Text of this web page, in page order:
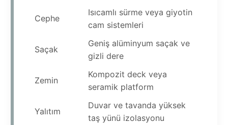
Cephe
Isıcamlı sürme veya giyotin
cam sistemleri
Saçak
Geniş alüminyum saçak ve
gizli dere
Zemin
Kompozit deck veya
seramik platform
Yalıtım
Duvar ve tavanda yüksek
taş yünü izolasyonu